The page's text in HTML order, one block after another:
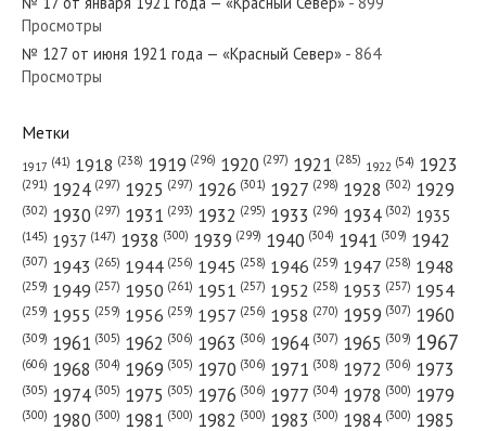
№ 112 от июня 1949 года — «Красный Север»
№ 196 от октября 1951 года — «Красный Север»
№ 305 от декабря 1973 года — «Красный Север»
Просмотры
№ 127 от июня 1921 года — «Красный Север» - 864
Просмотры
Метки
1917 (41) 1918 (238) 1919 (296) 1920 (297) 1921 (285) 1922 (54) 1923
(291) 1924 (297) 1925 (297) 1926 (301) 1927 (298) 1928 (302) 1929
(302) 1930 (297) 1931 (293) 1932 (295) 1933 (296) 1934 (302) 1935
(145) 1937 (147) 1938 (300) 1939 (299) 1940 (304) 1941 (309) 1942
(307) 1943 (265) 1944 (256) 1945 (258) 1946 (259) 1947 (258) 1948
(259) 1949 (257) 1950 (261) 1951 (257) 1952 (258) 1953 (257) 1954
(259) 1955 (259) 1956 (259) 1957 (256) 1958 (270) 1959 (307) 1960
(309) 1961 (305) 1962 (306) 1963 (306) 1964 (307) 1965 (309) 1967
(606) 1968 (304) 1969 (305) 1970 (306) 1971 (308) 1972 (306) 1973
(305) 1974 (305) 1975 (305) 1976 (306) 1977 (304) 1978 (300) 1979
(300) 1980 (300) 1981 (300) 1982 (300) 1983 (300) 1984 (300) 1985